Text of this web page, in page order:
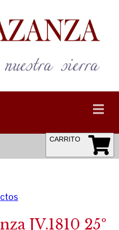
CARRITO
JV.1810 25º